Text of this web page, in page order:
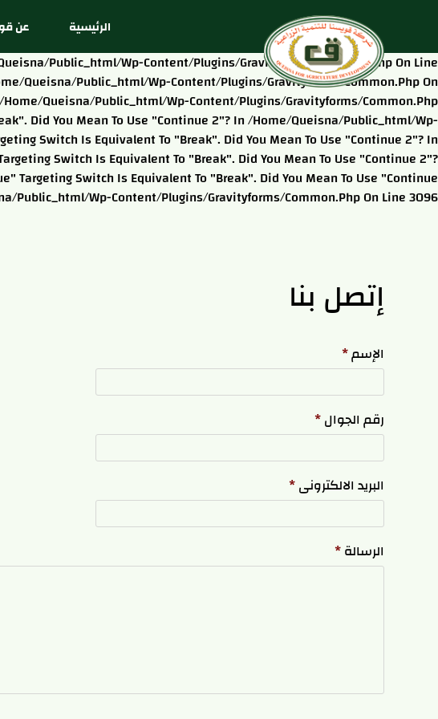
public_html/wp-Content/plugins/gravityforms/common.php On Line
queisna/public_html/wp-Content/plugins/gravityforms/common.php On
/home/queisna/public_html/wp-Content/plugins/gravityforms/common.php
Did You Mean To Use "continue 2"? In /home/queisna/public_html/wp-
Switch Is Equivalent To "break". Did You Mean To Use "continue 2"? In
Switch Is Equivalent To "break". Did You Mean To Use "continue 2"?
Switch Is Equivalent To "break". Did You Mean To Use "continue
public_html/wp-Content/plugins/gravityforms/common.php On Line 3096
الرئيسية عن
إتصل بنا
الإسم*
رقم الجوال*
البريد الالكترونى*
الرسالة*